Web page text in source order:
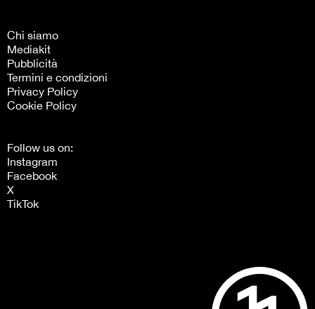
Chi siamo
Mediakit
Pubblicità
Termini e condizioni
Privacy Policy
Cookie Policy
Follow us on:
Instagram
Facebook
X
TikTok